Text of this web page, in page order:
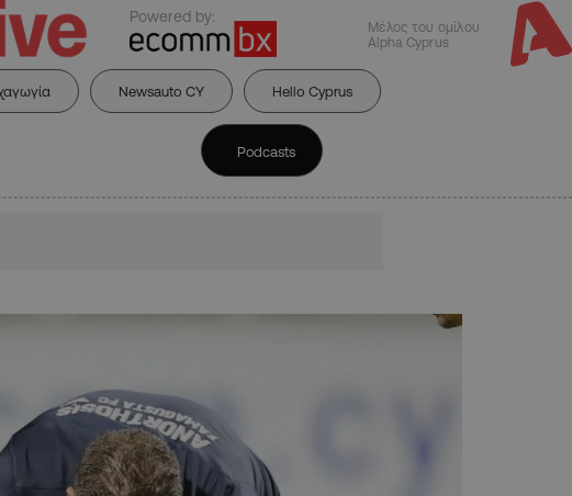
Powered by:
Μέλος του ομίλου
Alpha Cyprus
Newsauto CY Hello Cyprus
Podcasts